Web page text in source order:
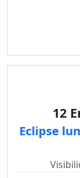
12
Eclipse